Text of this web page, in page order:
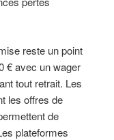
reste un point
€ avec un wager
tout retrait. Les
les offres de
de
plateformes